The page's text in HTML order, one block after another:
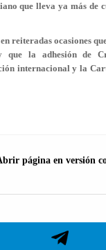
que lleva ya más de
reiteradas ocasiones
que la adhesión de
internacional y la
página en versión